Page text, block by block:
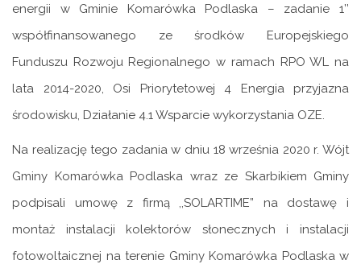
energii w Gminie Komarówka Podlaska – zadanie 1’’
współfinansowanego ze środków Europejskiego
Funduszu Rozwoju Regionalnego w ramach RPO WL na
lata 2014-2020, Osi Priorytetowej 4 Energia przyjazna
środowisku, Działanie 4.1 Wsparcie wykorzystania OZE.
Na realizację tego zadania w dniu 18 września 2020 r. Wójt
Gminy Komarówka Podlaska wraz ze Skarbikiem Gminy
podpisali umowę z firmą ,,SOLARTIME” na dostawę i
montaż instalacji kolektorów słonecznych i instalacji
fotowoltaicznej na terenie Gminy Komarówka Podlaska w